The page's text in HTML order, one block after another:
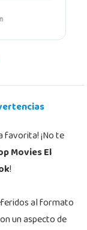
favorita! ¡No te
Movies El
!
al formato
un aspecto de